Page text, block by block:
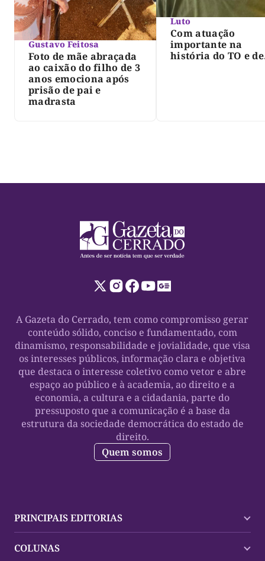
Gustavo Feitosa
Foto de mãe abraçada
ao caixão do filho de 3
anos emociona após
prisão de pai e
madrasta
Luto
Com atuação
importante na
história do TO e de
A Gazeta do Cerrado, tem como compromisso gerar
conteúdo sólido, conciso e fundamentado, com
dinamismo, responsabilidade e jovialidade, que visa
os interesses públicos, informação clara e objetiva
que destaca o interesse coletivo como vetor e abre
espaço ao público e à academia, ao direito e a
economia, a cultura e a cidadania, parte do
pressuposto que a comunicação é a base da
estrutura da sociedade democrática do estado de
direito.
Quem somos
PRINCIPAIS EDITORIAS
Palmas
COLUNAS